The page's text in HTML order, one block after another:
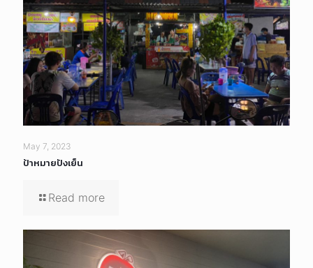
May 7, 2023
ป้าหมายปังเย็น
Read more